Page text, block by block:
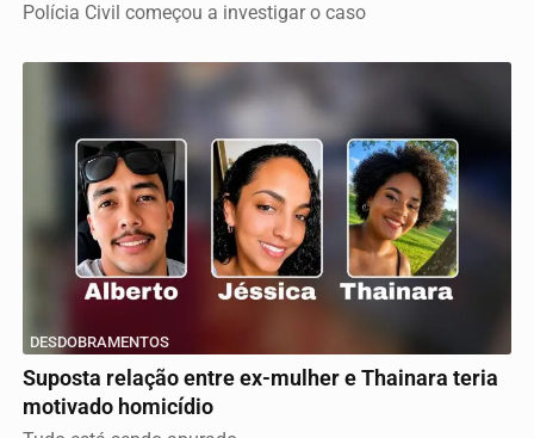
Polícia Civil começou a investigar o caso
DESDOBRAMENTOS
Suposta relação entre ex-mulher e Thainara teria
motivado homicídio